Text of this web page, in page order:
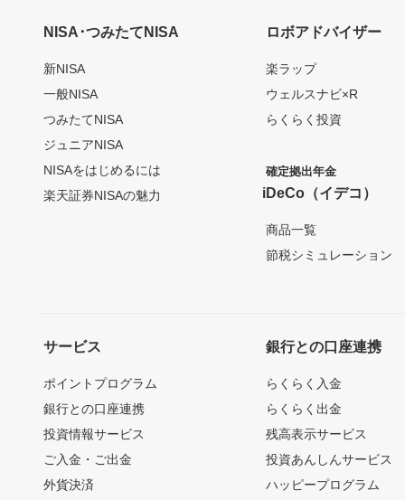
NISA･つみたてNISA
新NISA
一般NISA
つみたてNISA
ジュニアNISA
NISAをはじめるには
楽天証券NISAの魅力
ロボアドバイザー
楽ラップ
ウェルスナビ×R
らくらく投資
確定拠出年金
iDeCo（イデコ）
商品一覧
節税シミュレーション
サービス
ポイントプログラム
銀行との口座連携
投資情報サービス
ご入金・ご出金
外貨決済
銀行との口座連携
らくらく入金
らくらく出金
残高表示サービス
投資あんしんサービス
ハッピープログラム